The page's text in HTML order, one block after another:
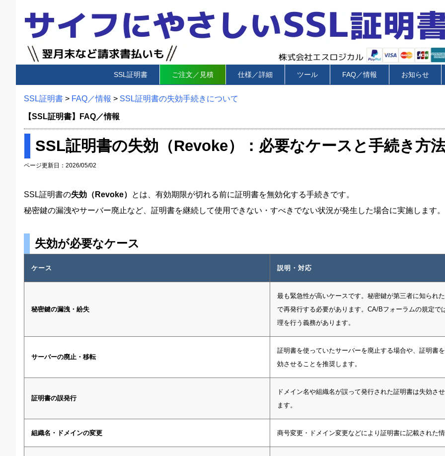
SSL証明書 ご注文／見積 仕様／詳細 ツール FAQ／情報 お知らせ
SSL証明書 > FAQ／情報 > SSL証明書の失効手続きについて
【SSL証明書】FAQ／情報
SSL証明書の失効（Revoke）：必要なケースと手続き方
ページ更新日：2026/05/02
SSL証明書の失効（Revoke）
とは、有効期限が切れる前に証明書を無効化する手続きです。
秘密鍵の漏洩やサーバー廃止など、証明書を継続して使用できない・すべきでない状況が発生した場合に実施します。
失効が必要なケース
ケース 説明・対応
秘密鍵の漏洩・紛失
最も緊急性が高いケースです。秘密鍵が第三者に知られ
で再発行する必要があります。CA/Bフォーラムの規定
理を行う義務があります。
サーバーの廃止・移転
証明書を使っていたサーバーを廃止する場合や、証明書
効させることを推奨します。
証明書の誤発行
ドメイン名や組織名が誤って発行された証明書は失効さ
ます。
組織名・ドメインの変更 商号変更・ドメイン変更などにより証明書に記載された